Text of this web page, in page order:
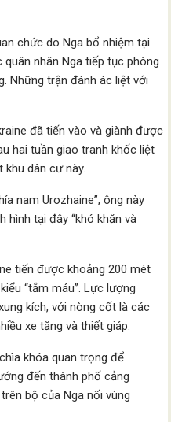
chức do Nga bổ nhiệm tại
nhân Nga tiếp tục phòng
Những trận đánh ác liệt với
đã tiến vào và giành được
hai tuần giao tranh khốc liệt
dân cư này.
nam Urozhaine”, ông này
hình tại đây “khó khăn và
tiến được khoảng 200 mét
“tắm máu”. Lực lượng
kích, với nòng cốt là các
xe tăng và thiết giáp.
khóa quan trọng để
đến thành phố cảng
bộ của Nga nối vùng